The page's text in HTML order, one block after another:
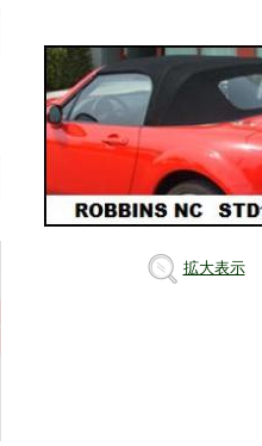
拡大表示